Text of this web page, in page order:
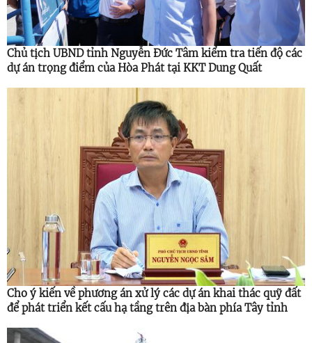
Chủ tịch UBND tỉnh Nguyễn Đức Tâm kiểm tra tiến độ các
dự án trọng điểm của Hòa Phát tại KKT Dung Quất
Cho ý kiến về phương án xử lý các dự án khai thác quỹ đất
để phát triển kết cấu hạ tầng trên địa bàn phía Tây tỉnh